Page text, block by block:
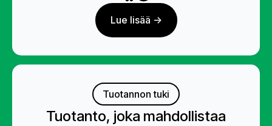
Lue lisää ->
Tuotannon tuki
Tuotanto, joka mahdollistaa